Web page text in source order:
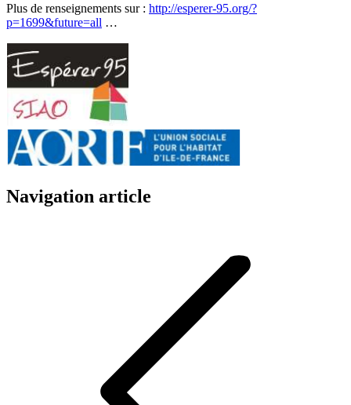
Plus de renseignements sur : http://esperer-95.org/?
p=1699&future=all …
Navigation article